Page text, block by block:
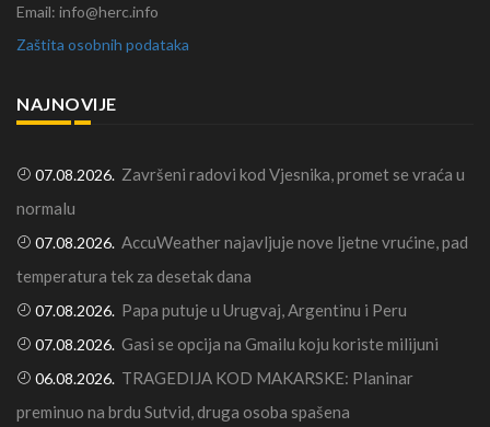
Email: info@herc.info
Zaštita osobnih podataka
NAJNOVIJE
07.08.2026. Završeni radovi kod Vjesnika, promet se vraća u
normalu
07.08.2026. AccuWeather najavljuje nove ljetne vrućine, pad
temperatura tek za desetak dana
07.08.2026. Papa putuje u Urugvaj, Argentinu i Peru
07.08.2026. Gasi se opcija na Gmailu koju koriste milijuni
06.08.2026. TRAGEDIJA KOD MAKARSKE: Planinar
preminuo na brdu Sutvid, druga osoba spašena